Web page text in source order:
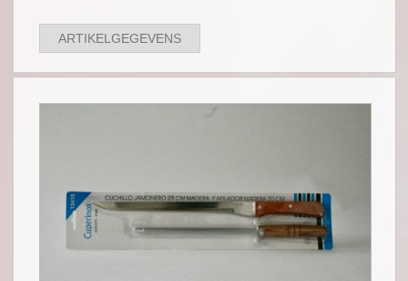
ARTIKELGEGEVENS